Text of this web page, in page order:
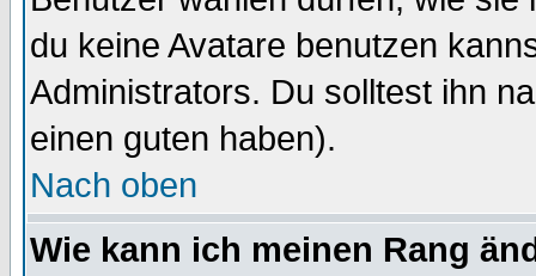
du keine Avatare benutzen
Administrators. Du solltest ihn
einen guten haben).
Nach oben
Wie kann ich meinen Rang